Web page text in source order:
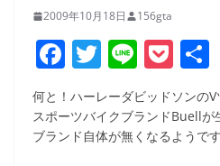
2009年10月18日 156gta
F
c
e
T
itt
er
Li
n
e
P
o
ck
et
何と！ハーレーダビッドソンの
スポーツバイクブランドBuell
ブランド自体が無くなるようです